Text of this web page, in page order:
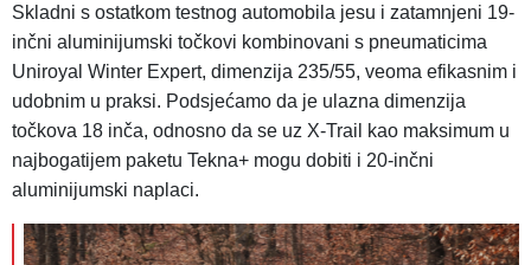
Skladni s ostatkom testnog automobila jesu i zatamnjeni 19-
inčni aluminijumski točkovi kombinovani s pneumaticima
Uniroyal Winter Expert, dimenzija 235/55, veoma efikasnim i
udobnim u praksi. Podsjećamo da je ulazna dimenzija
točkova 18 inča, odnosno da se uz X-Trail kao maksimum u
najbogatijem paketu Tekna+ mogu dobiti i 20-inčni
aluminijumski naplaci.